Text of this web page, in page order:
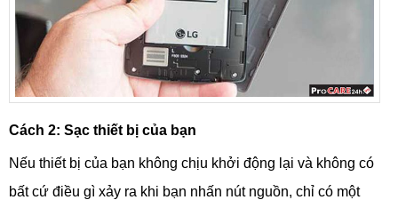
Cách 2: Sạc thiết bị của bạn
Nếu thiết bị của bạn không chịu khởi động lại và không có
bất cứ điều gì xảy ra khi bạn nhấn nút nguồn, chỉ có một